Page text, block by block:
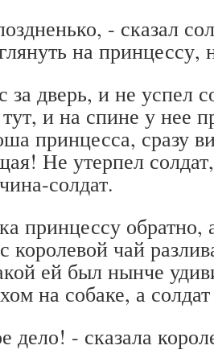
- сказал
на
за дверь, и не успел
и на спине у нее
принцесса, сразу
Не утерпел
солдат.
принцессу обратно,
королевой чай
ей был нынче
на собаке, а
дело! - сказала